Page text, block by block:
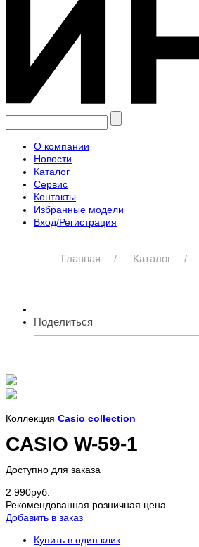
О компании
Новости
Каталог
Сервис
Контакты
Избранные модели
Вход/Регистрация
Главная Каталог
Поделиться
Коллекция Casio collection
CASIO W-59-1
Доступно для заказа
2 990руб.
Рекомендованная розничная цена
Добавить в заказ
Купить в один клик